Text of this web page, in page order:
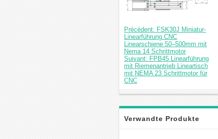
Précédent: FSK30J Miniatur-
Linearführung CNC
Linearschiene 50–500mm mit
Nema 14 Schrittmotor
Suivant: FPB45 Linearführung
mit Riemenantrieb Lineartisch
mit NEMA 23 Schrittmotor für
CNC
Verwandte Produkte